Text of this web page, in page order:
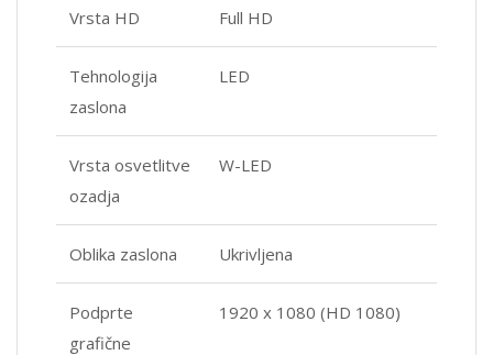
Vrsta HD Full HD
Tehnologija
zaslona
LED
Vrsta osvetlitve
ozadja
W-LED
Oblika zaslona Ukrivljena
Podprte
grafične
1920 x 1080 (HD 1080)